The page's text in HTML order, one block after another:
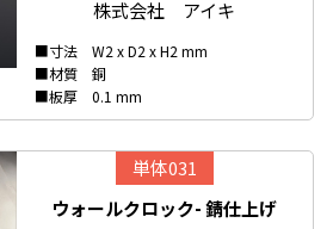
株式会社 アイキ
■寸法 W2 x D2 x H2 mm
■材質 銅
■板厚 0.1 mm
単体031
ウォールクロック- 錆仕上げ